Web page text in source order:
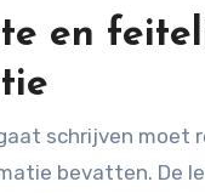
en
schrijven moet
bevatten. De